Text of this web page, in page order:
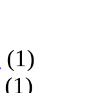
(1)
(1)